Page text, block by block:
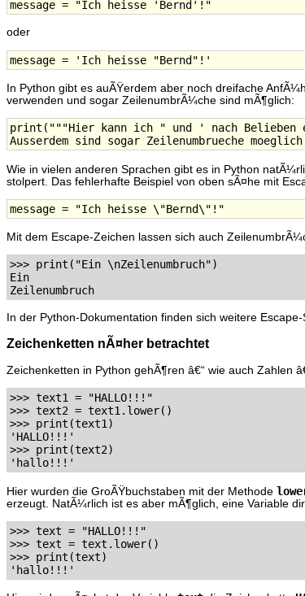
oder
In Python gibt es auÃŸerdem aber noch dreifache
verwenden und sogar ZeilenumbrÃ¼che sind mÃ¶glich:
print("""Hier kann ich " und ' nach Belieben
Wie in vielen anderen Sprachen gibt es in Python
stolpert. Das fehlerhafte Beispiel von oben sÃ¤he mit
Mit dem Escape-Zeichen lassen sich auch
>>> print("Ein \nZeilenumbruch")
Ein
In der Python-Dokumentation finden sich weitere
Zeichenketten nÃ¤her betrachtet
Zeichenketten in Python gehÃ¶ren â€“ wie auch Zahlen
>>> text1 = "HALLO!!!"
>>> text2 = text1.lower()
>>> print(text1)
'HALLO!!!'
>>> print(text2)
Hier wurden die GroÃŸbuchstaben mit der Methode
erzeugt. NatÃ¼rlich ist es aber mÃ¶glich, eine Variable
>>> text = "HALLO!!!"
>>> text = text.lower()
>>> print(text)